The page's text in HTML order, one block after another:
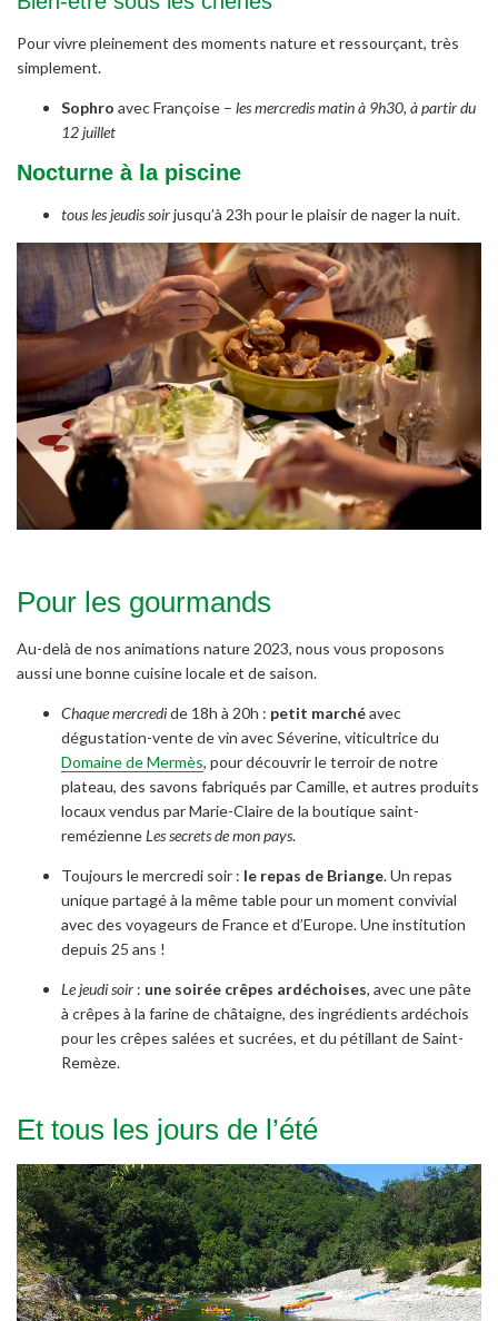
Pour vivre pleinement des moments nature et ressourçant, très
simplement.
Sophro avec Françoise – les mercredis matin à 9h30, à partir du
12 juillet
Nocturne à la piscine
tous les jeudis soirjusqu’à 23h pour le plaisir de nager la nuit.
Pour les gourmands
Au-delà de nos animations nature 2023, nous vous proposons
aussi une bonne cuisine locale et de saison.
Chaque mercredide 18h à 20h : petit marchéavec
dégustation-vente de vin avec Séverine, viticultrice du
Domaine de Mermès, pour découvrir le terroir de notre
plateau, des savons fabriqués par Camille, et autres produits
locaux vendus par Marie-Claire de la boutique saint-
remézienneLes secrets de mon pays.
Toujours le mercredi soir : le repas de Briange. Un repas
unique partagé à la même table pour un moment convivial
avec des voyageurs de France et d’Europe. Une institution
depuis 25 ans !
Le jeudi soir : une soirée crêpes ardéchoises, avec une pâte
à crêpes à la farine de châtaigne, des ingrédients ardéchois
pour les crêpes salées et sucrées, et du pétillant de Saint-
Remèze.
Et tous les jours de l’été